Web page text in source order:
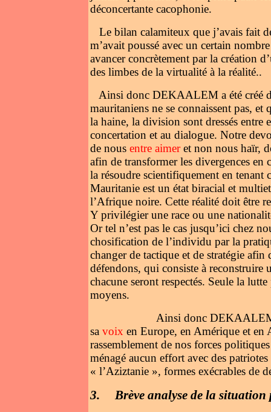
déconcertante cacophonie.
Le bilan calamiteux que j’avais fait
m’avait poussé avec un certain
avancer concrètement par la création
des limbes de la virtualité à la réalité..
Ainsi donc DEKAALEM a été créé
mauritaniens ne se connaissent pas,
la haine, la division sont dressés
concertation et au dialogue. Notre
de nous entre aimeret non nous haïr,
afin de transformer les divergences en
la résoudre scientifiquement en
Mauritanie est un état biracial et
l’Afrique noire. Cette réalité doit être
Y privilégier une race ou une
Or tel n’est pas le cas jusqu’ici chez
chosification de l’individu par la
changer de tactique et de stratégie
défendons, qui consiste à reconstruire
chacune seront respectés. Seule la
moyens.
Ainsi donc DEKAALEM s’est
sa voix en Europe, en Amérique et
rassemblement de nos forces
ménagé aucun effort avec des
« l’Aziztanie », formes exécrables de
3. Brève analyse de la